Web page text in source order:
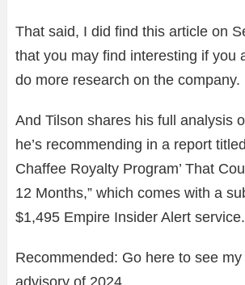
That said, I did find this article on
that you may find interesting if you
do more research on the company.
And Tilson shares his full analysis
he’s recommending in a report
Chaffee Royalty Program’ That
12 Months,” which comes with a
$1,495 Empire Insider Alert service.
Recommended: Go here to see
advisory of 2024